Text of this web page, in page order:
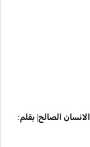
الصالح| بقلم: